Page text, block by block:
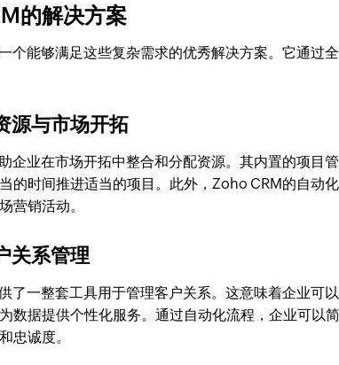
的解决方案
个能够满足这些复杂需求的优秀解决方案。它通过
源与市场开拓
企业在市场开拓中整合和分配资源。其内置的项目
的时间推进适当的项目。此外，Zoho CRM的自动
营销活动。
关系管理
了一整套工具用于管理客户关系。这意味着企业可
数据提供个性化服务。通过自动化流程，企业可以
忠诚度。